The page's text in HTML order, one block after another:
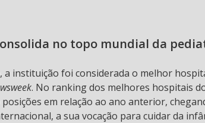
no topo mundial da
a instituição foi considerada o melhor
. No ranking dos melhores hospitais
em relação ao ano anterior,
a sua vocação para cuidar da